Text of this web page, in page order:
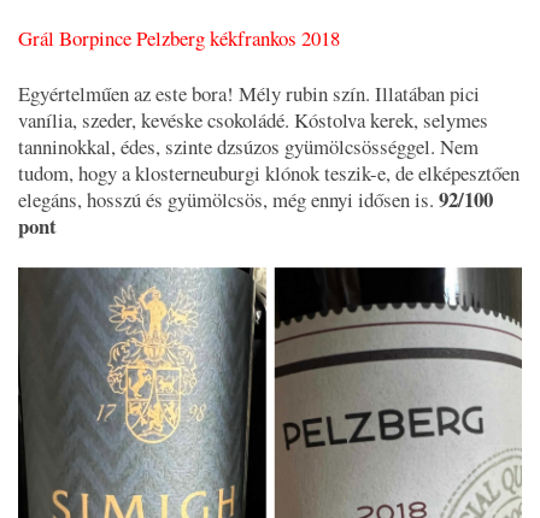
Grál Borpince Pelzberg kékfrankos 2018
Egyértelműen az este bora! Mély rubin szín. Illatában pici
vanília, szeder, kevéske csokoládé. Kóstolva kerek, selymes
tanninokkal, édes, szinte dzsúzos gyümölcsösséggel. Nem
tudom, hogy a klosterneuburgi klónok teszik-e, de elképesztően
elegáns, hosszú és gyümölcsös, még ennyi idősen is. 92/100
pont